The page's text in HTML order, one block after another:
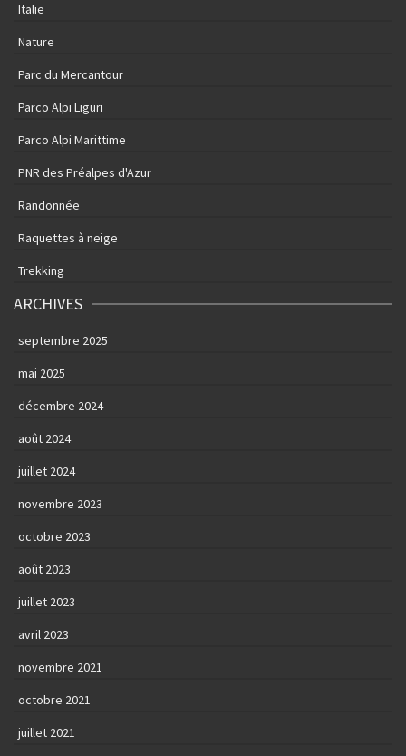
Italie
Nature
Parc du Mercantour
Parco Alpi Liguri
Parco Alpi Marittime
PNR des Préalpes d'Azur
Randonnée
Raquettes à neige
Trekking
ARCHIVES
septembre 2025
mai 2025
décembre 2024
août 2024
juillet 2024
novembre 2023
octobre 2023
août 2023
juillet 2023
avril 2023
novembre 2021
octobre 2021
juillet 2021